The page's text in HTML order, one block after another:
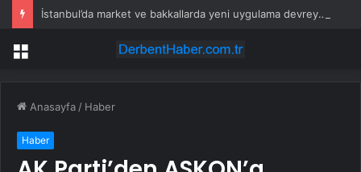
İstanbul’da market ve bakkallarda yeni uygulama devreye girdi
Menü
Anasayfa / Haber
Haber